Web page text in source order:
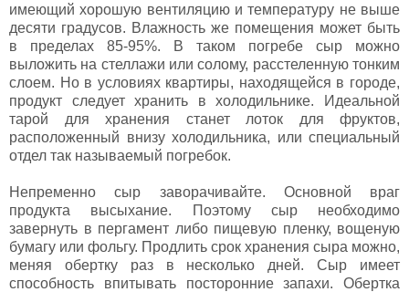
имеющий хорошую вентиляцию и температуру не выше
десяти градусов. Влажность же помещения может быть
в пределах 85-95%. В таком погребе сыр можно
выложить на стеллажи или солому, расстеленную тонким
слоем. Но в условиях квартиры, находящейся в городе,
продукт следует хранить в холодильнике. Идеальной
тарой для хранения станет лоток для фруктов,
расположенный внизу холодильника, или специальный
отдел так называемый погребок.
Непременно сыр заворачивайте. Основной враг
продукта высыхание. Поэтому сыр необходимо
завернуть в пергамент либо пищевую пленку, вощеную
бумагу или фольгу. Продлить срок хранения сыра можно,
меняя обертку раз в несколько дней. Сыр имеет
способность впитывать посторонние запахи. Обертка